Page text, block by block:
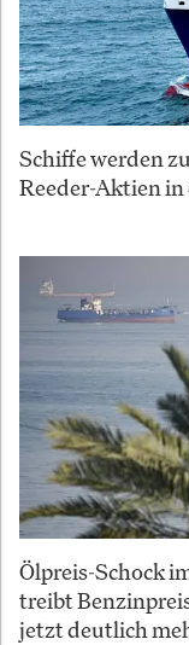
Schiffe werden
Reeder-Aktien
Ölpreis-Schock
treibt
jetzt deutlich